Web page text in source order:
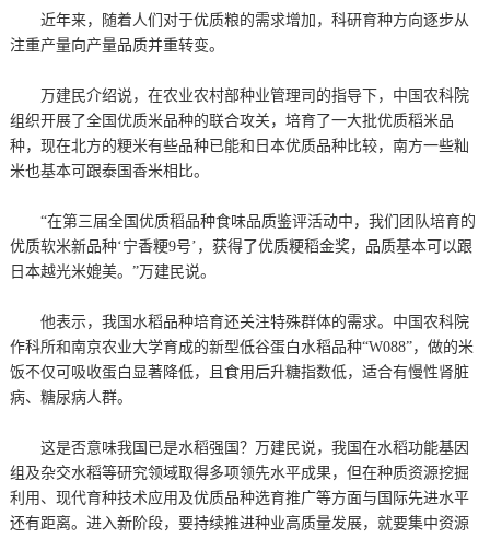
近年来，随着人们对于优质粮的需求增加，科研育种方向逐步从
注重产量向产量品质并重转变。
万建民介绍说，在农业农村部种业管理司的指导下，中国农科院
组织开展了全国优质米品种的联合攻关，培育了一大批优质稻米品
种，现在北方的粳米有些品种已能和日本优质品种比较，南方一些籼
米也基本可跟泰国香米相比。
“在第三届全国优质稻品种食味品质鉴评活动中，我们团队培育的
优质软米新品种‘宁香粳9号’，获得了优质粳稻金奖，品质基本可以跟
日本越光米媲美。”万建民说。
他表示，我国水稻品种培育还关注特殊群体的需求。中国农科院
作科所和南京农业大学育成的新型低谷蛋白水稻品种“W088”，做的米
饭不仅可吸收蛋白显著降低，且食用后升糖指数低，适合有慢性肾脏
病、糖尿病人群。
这是否意味我国已是水稻强国？万建民说，我国在水稻功能基因
组及杂交水稻等研究领域取得多项领先水平成果，但在种质资源挖掘
利用、现代育种技术应用及优质品种选育推广等方面与国际先进水平
还有距离。进入新阶段，要持续推进种业高质量发展，就要集中资源